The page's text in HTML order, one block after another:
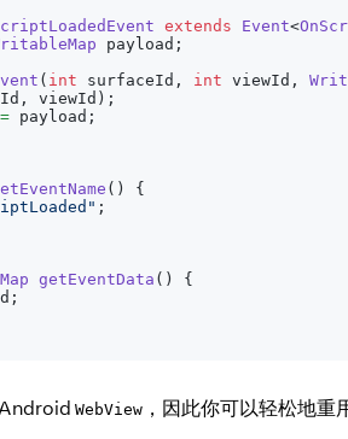
extends Event<
payload ;
( int surfaceId , int viewId ,
, viewId ) ;
= payload ;
( )
{
;
getEventData ( )
{
;
WebView ，因此你可以轻松地